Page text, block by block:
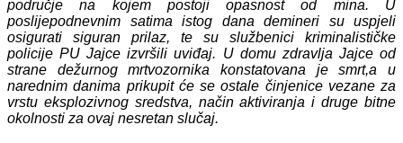
područje na kojem postoji opasnost od mina. U
poslijepodnevnim satima istog dana demineri su uspjeli
osigurati siguran prilaz, te su službenici kriminalističke
policije PU Jajce izvršili uviđaj. U domu zdravlja Jajce od
strane dežurnog mrtvozornika konstatovana je smrt,a u
narednim danima prikupit će se ostale činjenice vezane za
vrstu eksplozivnog sredstva, način aktiviranja i druge bitne
okolnosti za ovaj nesretan slučaj.